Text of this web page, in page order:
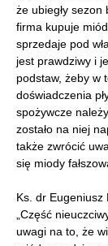
że ubiegły sezon
firma kupuje
sprzedaje pod
jest prawdziwy i
podstaw, żeby w
doświadczenia
spożywcze
zostało na niej
także zwrócić
się miody
Ks. dr Eugeniusz
„Część
uwagi na to, że